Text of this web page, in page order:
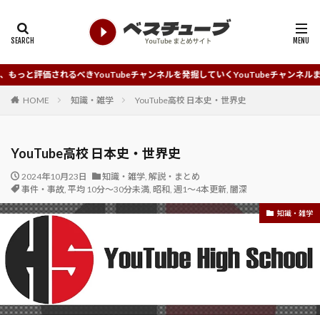
べきYouTubeチャンネルを発掘していくYouTubeチャンネルまとめサイトです
HOME 知識・雑学 YouTube高校 日本史・世界史
YouTube高校 日本史・世界史
2024年10月23日 知識・雑学, 解説・まとめ
事件・事故, 平均 10分～30分未満, 昭和, 週1～4本更新, 闇深
知識・雑学